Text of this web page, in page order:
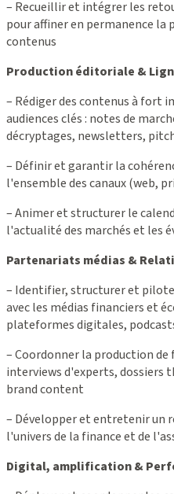
– Recueillir et intégrer les
pour affiner en permanence
contenus
Production éditoriale &
– Rédiger des contenus à fort
audiences clés : notes de
décryptages, newsletters,
– Définir et garantir la
l'ensemble des canaux (web,
– Animer et structurer le
l'actualité des marchés et les
Partenariats médias &
– Identifier, structurer et
avec les médias financiers et
plateformes digitales,
– Coordonner la production
interviews d'experts,
brand content
– Développer et entretenir un
l'univers de la finance et de
Digital, amplification &